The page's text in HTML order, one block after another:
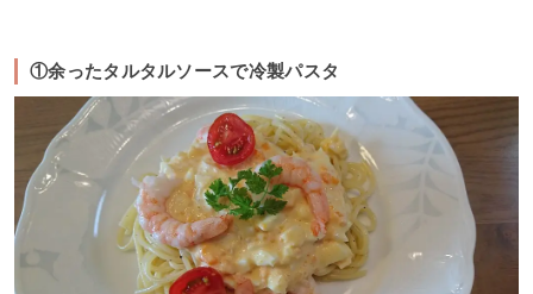
①余ったタルタルソースで冷製パスタ